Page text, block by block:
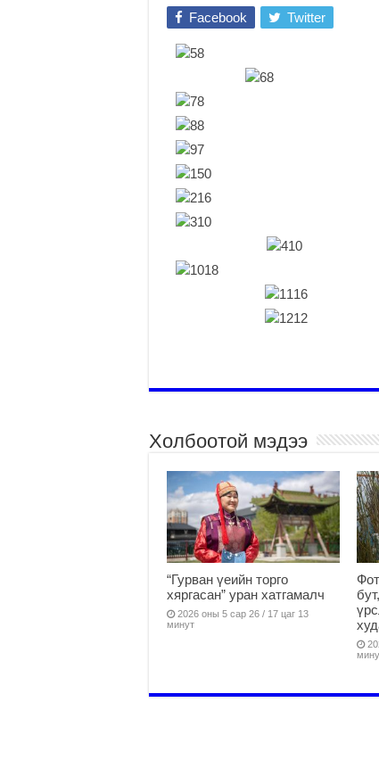
Facebook Twitter
Холбоотой мэдээ
“Гурван үеийн торго
хяргасан” уран хатгамалч
2026 оны 5 сар 26 / 17 цаг 13
минут